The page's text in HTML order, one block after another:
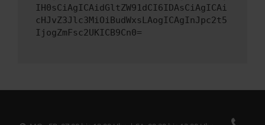
IH0sCiAgICAidGltZW91dCI6IDAsCiAgICAi
cHJvZ3Jlc3MiOiBudWxsLAogICAgInJpc2t5
IjogZmFsc2UKICB9Cn0=